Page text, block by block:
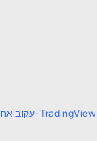
עקוב אחר כל השווקים ב-TradingView